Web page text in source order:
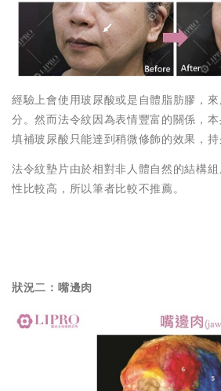
經驗上會使用玻尿酸或是自體脂肪膠，
分。然而法令紋因為表情豐富的關係，
填補玻尿酸只能達到稍微修飾的效果，持
法令紋墊片由於相對非人體自然的結構
性比較高，所以筆者比較不推薦。
狀況二：嘴邊肉